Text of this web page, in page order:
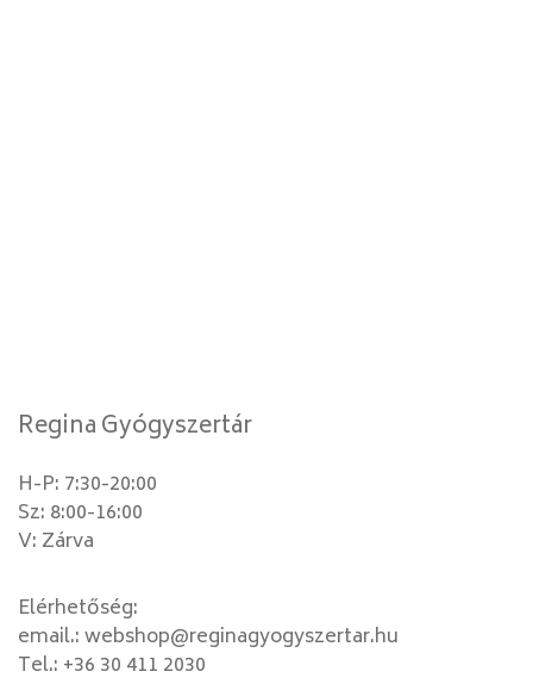
Regina Gyógyszertár
H-P: 7:30-20:00
Sz: 8:00-16:00
V: Zárva
Elérhetőség:
email.:webshop@reginagyogyszertar.hu
Tel.: +36 30 411 2030